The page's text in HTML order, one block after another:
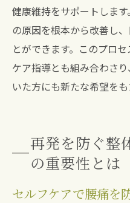
健康維持をサポートしま
の原因を根本から改善し
とができます。このプロ
ケア指導とも組み合わさ
いた方にも新たな希望をも
再発を防ぐ整
の重要性とは
セルフケアで腰痛を